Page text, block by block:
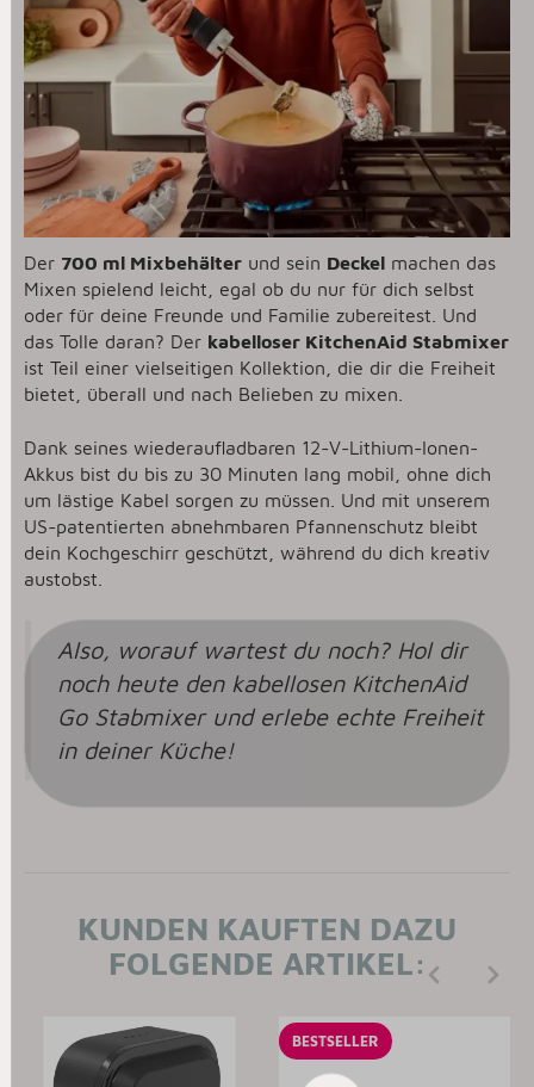
Der 700 ml Mixbehälter und sein Deckel machen das
Mixen spielend leicht, egal ob du nur für dich selbst
oder für deine Freunde und Familie zubereitest. Und
das Tolle daran? Der kabelloser KitchenAid Stabmixer
ist Teil einer vielseitigen Kollektion, die dir die Freiheit
bietet, überall und nach Belieben zu mixen.
Dank seines wiederaufladbaren 12-V-Lithium-Ionen-
Akkus bist du bis zu 30 Minuten lang mobil, ohne dich
um lästige Kabel sorgen zu müssen. Und mit unserem
US-patentierten abnehmbaren Pfannenschutz bleibt
dein Kochgeschirr geschützt, während du dich kreativ
austobst.
Also, worauf wartest du noch? Hol dir
noch heute den kabellosen KitchenAid
Go Stabmixer und erlebe echte Freiheit
in deiner Küche!
KUNDEN KAUFTEN DAZU
FOLGENDE ARTIKEL:
BESTSELLER